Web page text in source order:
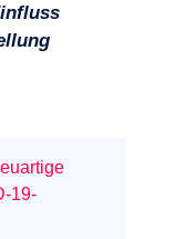
19-